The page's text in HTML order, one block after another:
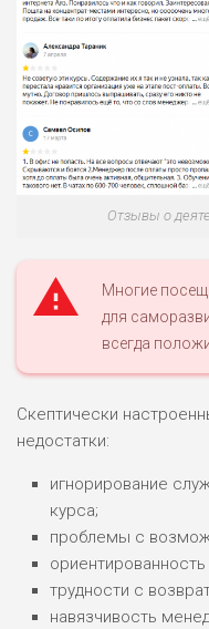
Отзывы о
Многие
для
всегда
Скептически
недостатки:
игнорирование
курса;
проблемы с
трудности с
навязчивость